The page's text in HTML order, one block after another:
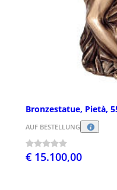
Bronzestatue, Pietà,
AUF BESTELLUNG
€ 15.100,00